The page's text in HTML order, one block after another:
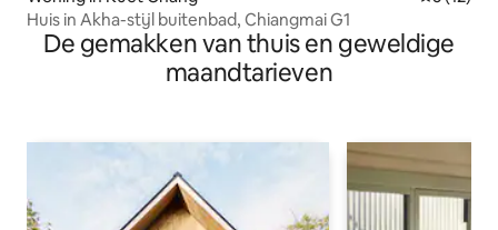
Huis in Akha-stijl buitenbad, Chiangmai G1
De gemakken van thuis en geweldige
maandtarieven